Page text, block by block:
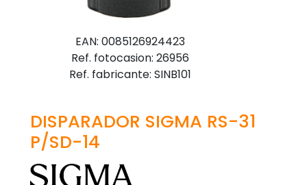
EAN: 0085126924423
Ref. fotocasion: 26956
Ref. fabricante: SINB101
DISPARADOR SIGMA RS-31
P/SD-14